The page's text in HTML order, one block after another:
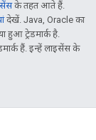
के तहत आते हैं.
देखें. Java, Oracle का
हुआ ट्रेडमार्क है.
हैं. इन्हें लाइसेंस के